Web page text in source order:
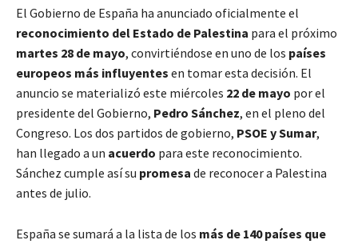
El Gobierno de España ha anunciado oficialmente el
reconocimiento del Estado de Palestina para el próximo
martes 28 de mayo, convirtiéndose en uno de los países
europeos más influyentes en tomar esta decisión. El
anuncio se materializó este miércoles 22 de mayo por el
presidente del Gobierno, Pedro Sánchez, en el pleno del
Congreso. Los dos partidos de gobierno, PSOE y Sumar,
han llegado a un acuerdo para este reconocimiento.
Sánchez cumple así su promesa de reconocer a Palestina
antes de julio.
España se sumará a la lista de los más de 140 países que